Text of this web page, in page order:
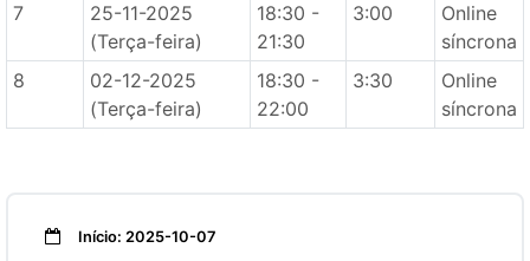
7
25-11-2025
(Terça-feira)
18:30 -
21:30
3:00
Online
síncrona
8
02-12-2025
(Terça-feira)
18:30 -
22:00
3:30
Online
síncrona
Início: 2025-10-07